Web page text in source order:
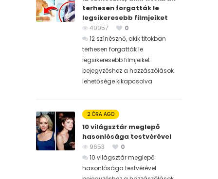
terhesen forgatták le
legsikeresebb filmjeiket
40057
0
12 színésznő, akik titokban
terhesen forgatták le
legsikeresebb filmjeiket
bejegyzéshez a hozzászólások
lehetősége kikapcsolva
2 ÓRA AGO
10 világsztár meglepő
hasonlósága testvérével
9653
0
10 világsztár meglepő
hasonlósága testvérével